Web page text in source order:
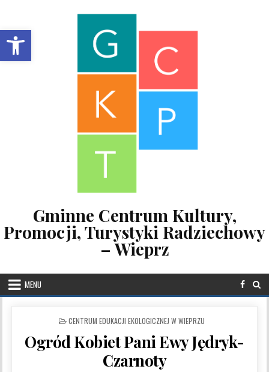
Open toolbar
Gminne Centrum Kultury,
Promocji, Turystyki Radziechowy
– Wieprz
MENU
POSTED IN
CENTRUM EDUKACJI EKOLOGICZNEJ W WIEPRZU
Ogród Kobiet Pani Ewy Jędryk-
Czarnoty